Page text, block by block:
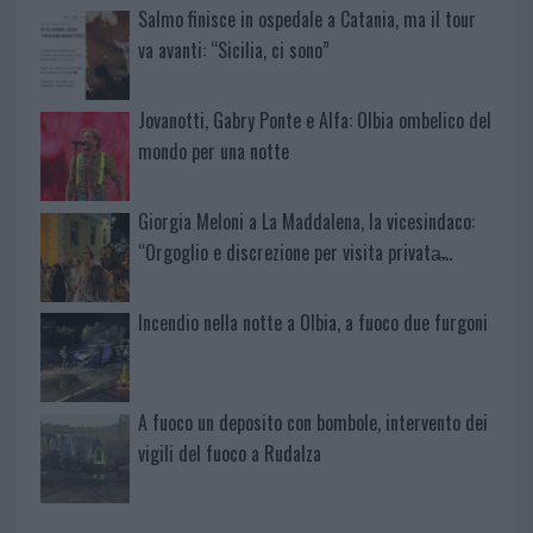
Salmo finisce in ospedale a Catania, ma il tour
va avanti: “Sicilia, ci sono”
Jovanotti, Gabry Ponte e Alfa: Olbia ombelico del
mondo per una notte
Giorgia Meloni a La Maddalena, la vicesindaco:
“Orgoglio e discrezione per visita privata̶…
Incendio nella notte a Olbia, a fuoco due furgoni
A fuoco un deposito con bombole, intervento dei
vigili del fuoco a Rudalza